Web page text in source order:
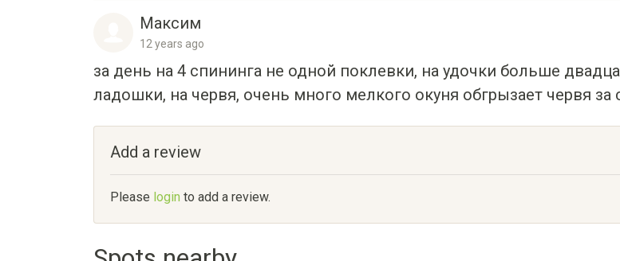
Максим
12 years ago
за день на 4 спининга не одной поклевки, на удочки больше
ладошки, на червя, очень много мелкого окуня обгрызает червя за
Add a review
Please login to add a review.